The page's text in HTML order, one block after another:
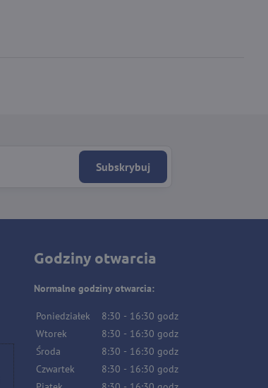
Subskrybuj
Godziny otwarcia
Normalne godziny otwarcia:
Poniedziałek 8:30 - 16:30 godz
Wtorek
8:30 - 16:30 godz
Środa
8:30 - 16:30 godz
Czwartek
8:30 - 16:30 godz